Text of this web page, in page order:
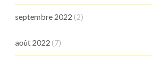
septembre 2022 (2)
août 2022 (7)